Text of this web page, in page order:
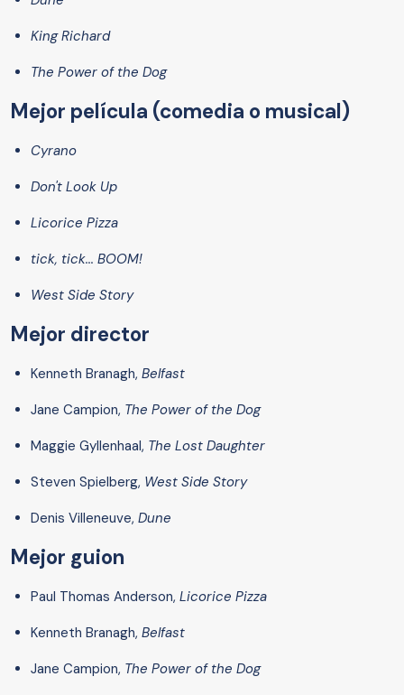
King Richard
The Power of the Dog
Mejor película (comedia o musical)
Cyrano
Don't Look Up
Licorice Pizza
tick, tick... BOOM!
West Side Story
Mejor director
Kenneth Branagh, Belfast
Jane Campion, The Power of the Dog
Maggie Gyllenhaal, The Lost Daughter
Steven Spielberg, West Side Story
Denis Villeneuve, Dune
Mejor guion
Paul Thomas Anderson, Licorice Pizza
Kenneth Branagh, Belfast
Jane Campion, The Power of the Dog